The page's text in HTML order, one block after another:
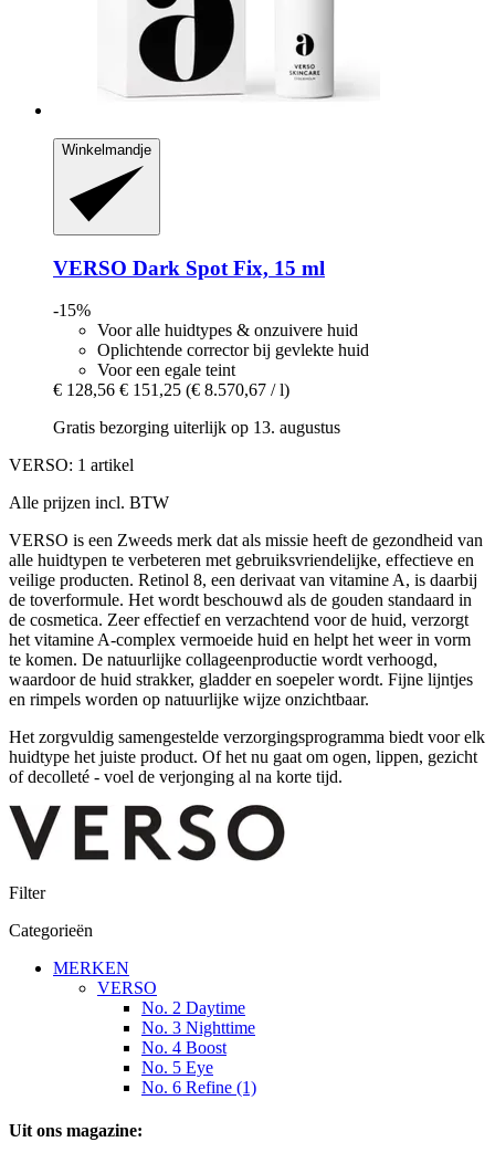
Winkelmandje
VERSO Dark Spot Fix, 15 ml
-15%
Voor alle huidtypes & onzuivere huid
Oplichtende corrector bij gevlekte huid
Voor een egale teint
€ 128,56 € 151,25 (€ 8.570,67 / l)
Gratis bezorging uiterlijk op 13. augustus
VERSO: 1 artikel
Alle prijzen incl. BTW
VERSO is een Zweeds merk dat als missie heeft de gezondheid van
alle huidtypen te verbeteren met gebruiksvriendelijke, effectieve en
veilige producten. Retinol 8, een derivaat van vitamine A, is daarbij
de toverformule. Het wordt beschouwd als de gouden standaard in
de cosmetica. Zeer effectief en verzachtend voor de huid, verzorgt
het vitamine A-complex vermoeide huid en helpt het weer in vorm
te komen. De natuurlijke collageenproductie wordt verhoogd,
waardoor de huid strakker, gladder en soepeler wordt. Fijne lijntjes
en rimpels worden op natuurlijke wijze onzichtbaar.
Het zorgvuldig samengestelde verzorgingsprogramma biedt voor elk
huidtype het juiste product. Of het nu gaat om ogen, lippen, gezicht
of decolleté - voel de verjonging al na korte tijd.
Filter
Categorieën
MERKEN
VERSO
No. 2 Daytime
No. 3 Nighttime
No. 4 Boost
No. 5 Eye
No. 6 Refine (1)
Uit ons magazine: